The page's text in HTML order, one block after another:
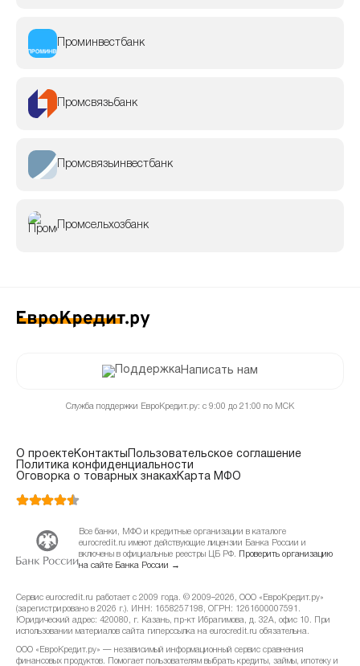
Проминвестбанк
Промсвязьбанк
Промсвязьинвестбанк
Промсельхозбанк
Написать нам
Служба поддержки ЕвроКредит.ру: с 9:00 до 21:00 по МСК
О проектеКонтакты Пользовательское соглашение
Политика конфиденциальности
Оговорка о товарных знакахКарта МФО
Все банки, МФО и кредитные организации в каталоге
eurocredit.ru имеют действующие лицензии Банка России и
включены в официальные реестры ЦБ РФ.
Проверить организацию
на сайте Банка России →
Сервис eurocredit.ru работает с 2009 года. © 2009–2026, ООО «ЕвроКредит.ру»
(зарегистрировано в 2026 г.). ИНН: 1658257198, ОГРН: 1261600007591.
Юридический адрес: 420080, г. Казань, пр-кт Ибрагимова, д. 32А, офис 10. При
использовании материалов сайта гиперссылка на eurocredit.ru обязательна.
ООО «ЕвроКредит.ру» — независимый информационный сервис сравнения
финансовых продуктов. Помогает пользователям выбрать кредиты, займы, ипотеку и